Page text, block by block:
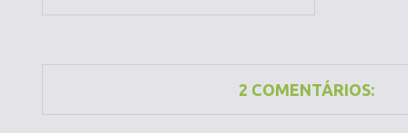
2 COMENTÁRIOS: